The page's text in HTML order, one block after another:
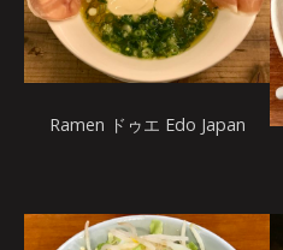
Ramen ドゥエ Edo Japan